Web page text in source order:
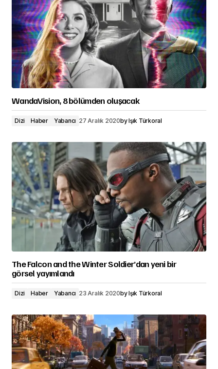
WandaVision, 8 bölümden oluşacak
Dizi Haber Yabancı 27 Aralık 2020byIşık Türkoral
The Falcon and the Winter Soldier’dan yeni bir
görsel yayımlandı
Dizi Haber Yabancı 23 Aralık 2020byIşık Türkoral